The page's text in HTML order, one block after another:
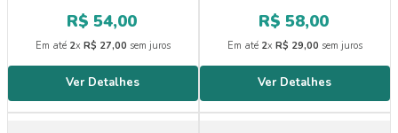
R$ 54,00
Em até 2x R$ 27,00 sem juros
R$ 58,00
Em até 2x R$ 29,00 sem juros